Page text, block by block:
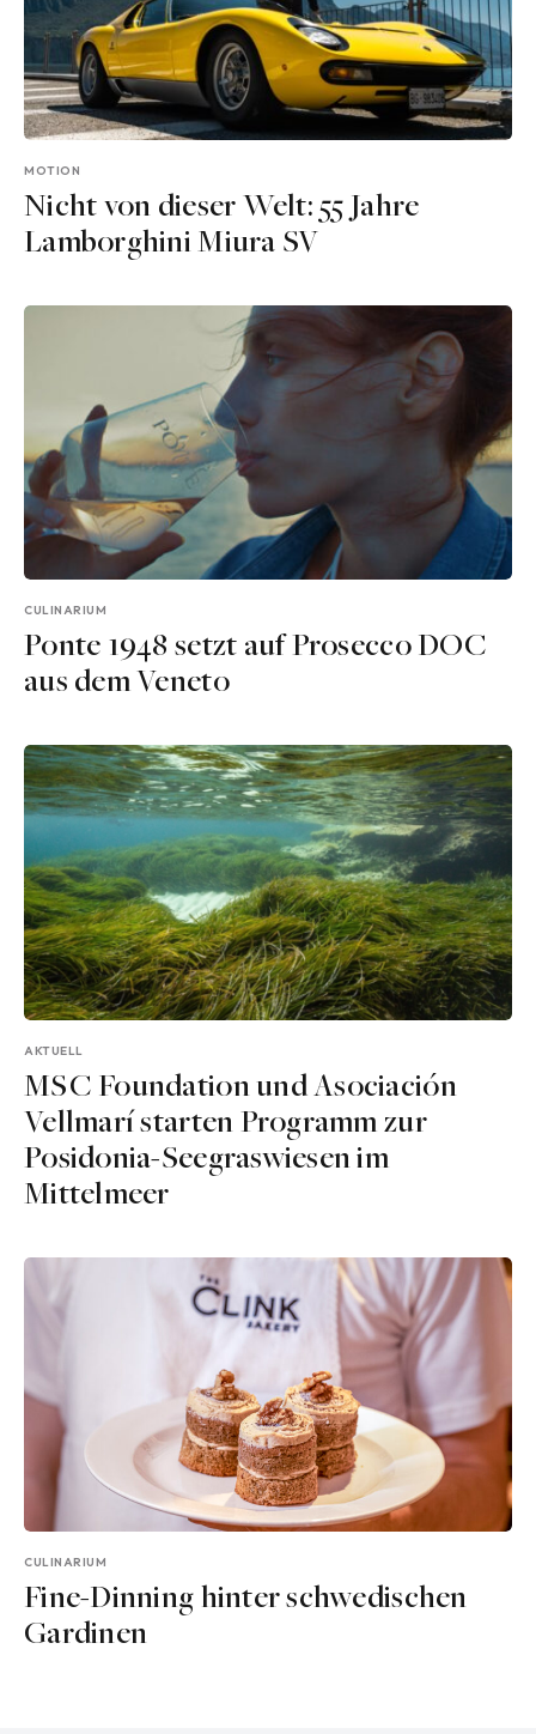
MOTION
Nicht von dieser Welt: 55 Jahre
Lamborghini Miura SV
CULINARIUM
Ponte 1948 setzt auf Prosecco DOC
aus dem Veneto
AKTUELL
MSC Foundation und Asociación
Vellmarí starten Programm zur
Posidonia-Seegraswiesen im
Mittelmeer
CULINARIUM
Fine-Dinning hinter schwedischen
Gardinen